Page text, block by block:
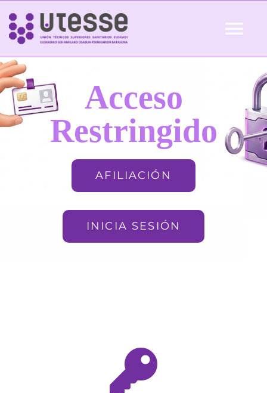
Skip
content
Inicio
QUIÉNES SOMOS Acceso
Restringido
AFILIACIÓN
INICIA SESIÓN